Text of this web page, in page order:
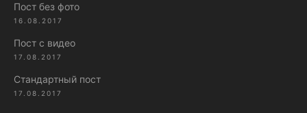
Пост без фото
16.08.2017
Пост с видео
17.08.2017
Стандартный пост
17.08.2017